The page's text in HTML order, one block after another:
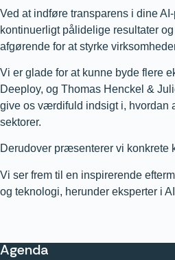
Ved at indføre transparens i dine
kontinuerligt pålidelige resultater
afgørende for at styrke
Vi er glade for at kunne byde flere
Deeploy, og Thomas Henckel &
give os værdifuld indsigt i, hvordan
sektorer.
Derudover præsenterer vi konkrete
Vi ser frem til en inspirerende
og teknologi, herunder eksperter i
Agenda